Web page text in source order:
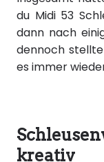
du Midi 53
dann nach
dennoch
es immer
kreativ